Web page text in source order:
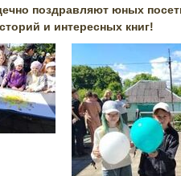
поздравляют юных
и интересных книг!